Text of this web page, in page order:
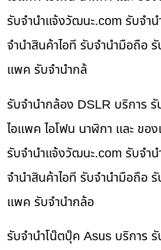
รับจํานําแจ้งวัฒนะ.com รับจำ
จำนำสินค้าไอที รับจำนำมือถือ
แพค รับจำนำกล้
รับจำนำกล้อง DSLR บริการ
ไอแพค ไอโฟน นาฬิกา และ ขอ
รับจํานําแจ้งวัฒนะ.com รับจำ
จำนำสินค้าไอที รับจำนำมือถือ
แพค รับจำนำกล้อ
รับจำนำโน๊ตบุ๊ค Asus บริการ